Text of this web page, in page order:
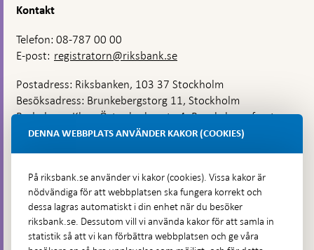
Kontakt
Telefon: 08-787 00 00
E-post: registratorn@riksbank.se
Postadress: Riksbanken, 103 37 Stockholm
Besöksadress: Brunkebergstorg 11, Stockholm
Budadress: Klara Östra kyrkogata 4, Brunkebergsfaret,
Lastplats 6
Hitta direkt
Frågor och svar-
DENNA WEBBPLATS ANVÄNDER KAKOR (COOKIES)
På riksbank.se använder vi kakor (cookies). Vissa kakor är
nödvändiga för att webbplatsen ska fungera korrekt och
dessa lagras automatiskt i din enhet när du besöker
riksbank.se. Dessutom vill vi använda kakor för att samla in
statistik så att vi kan förbättra webbplatsen och ge våra